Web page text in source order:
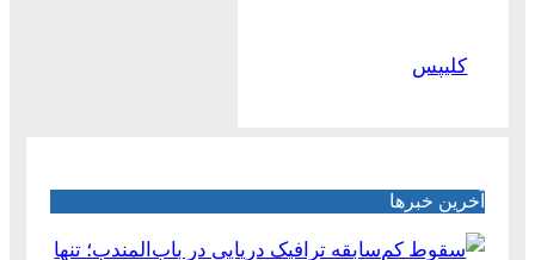
کلیپس
آخرین خبرها